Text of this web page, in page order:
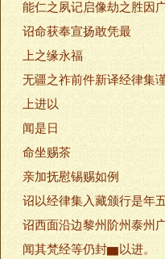
能仁之夙记启像劫之胜因
诏命获奉宣扬敢凭最
上之缘永福
无疆之祚前件新译经律集
上进以
闻是日
命坐赐茶
亲加抚慰锡赐如例
诏以经律集入藏颁行是年
诏西面沿边黎州阶州泰州
闻其梵经等仍封▆以进。